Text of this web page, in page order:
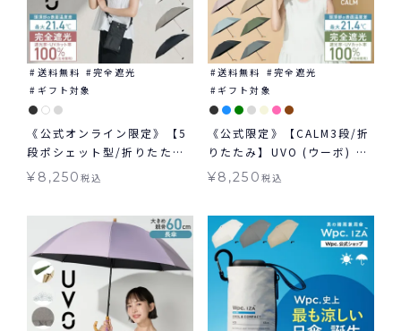
送料無料
完全遮光
ギフト対象
《公式オンライン限定》【5
段ポシェット型/折りたた
み】UVO(ウーボ) 最強の日
たみ 晴雨兼用 ギフト対象 ≪
送料無料≫
¥ 8,250税込
送料無料
完全遮光
ギフト対象
《公式限定》【CALM3段/折
りたたみ】UVO (ウーボ) 最
強の日傘 カーム 3段折 完全
用
¥8,250 税込